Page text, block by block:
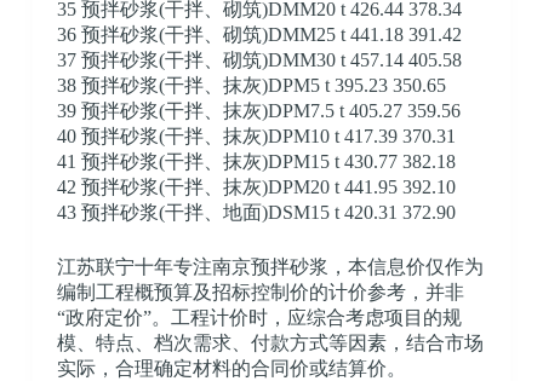
35 预拌砂浆(干拌、砌筑)DMM20 t 426.44 378.34
36 预拌砂浆(干拌、砌筑)DMM25 t 441.18 391.42
37 预拌砂浆(干拌、砌筑)DMM30 t 457.14 405.58
38 预拌砂浆(干拌、抹灰)DPM5 t 395.23 350.65
39 预拌砂浆(干拌、抹灰)DPM7.5 t 405.27 359.56
40 预拌砂浆(干拌、抹灰)DPM10 t 417.39 370.31
41 预拌砂浆(干拌、抹灰)DPM15 t 430.77 382.18
42 预拌砂浆(干拌、抹灰)DPM20 t 441.95 392.10
43 预拌砂浆(干拌、地面)DSM15 t 420.31 372.90
江苏联宁十年专注南京预拌砂浆，本信息价仅作为
编制工程概预算及招标控制价的计价参考，并非
“政府定价”。工程计价时，应综合考虑项目的规
模、特点、档次需求、付款方式等因素，结合市场
实际，合理确定材料的合同价或结算价。